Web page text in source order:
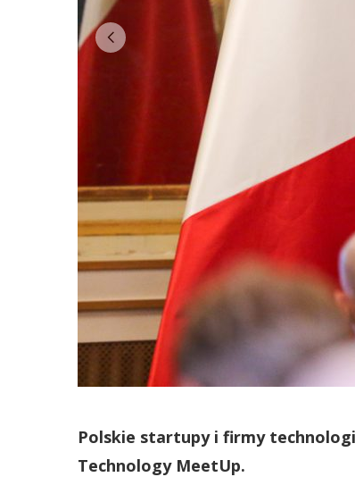
Polskie startupy i firmy
Technology MeetUp.